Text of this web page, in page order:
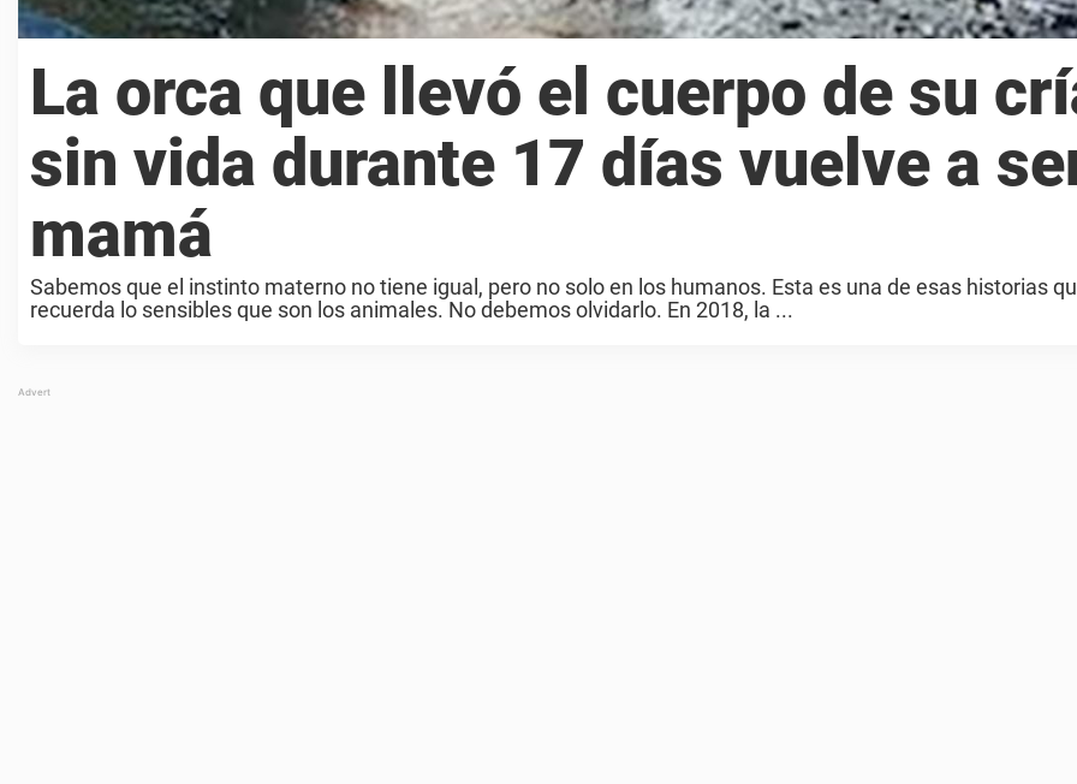
La orca que llevó el cuerpo de su
sin vida durante 17 días vuelve a
mamá
Sabemos que el instinto materno no tiene igual, pero no solo en los humanos. Esta es una de esas historias
recuerda lo sensibles que son los animales. No debemos olvidarlo. En 2018, la ...